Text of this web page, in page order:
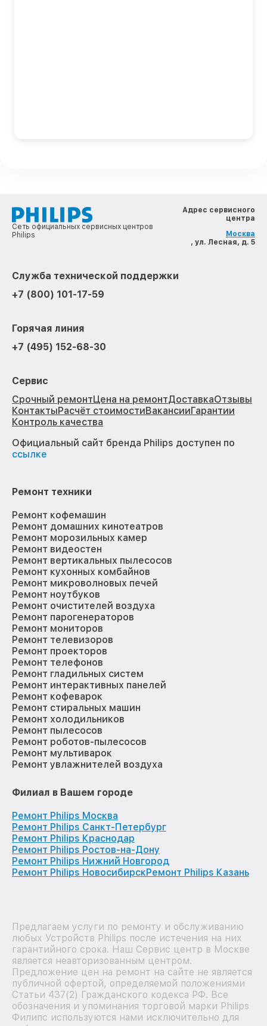
Сеть официальных сервисных центров
Philips
Адрес сервисного
центра
Москва
, ул. Лесная, д. 5
Служба технической поддержки
+7 (800) 101-17-59
Горячая линия
+7 (495) 152-68-30
Сервис
Срочный ремонтЦена на ремонтДоставкаОтзывы
КонтактыРасчёт стоимостиВакансииГарантии
Контроль качества
Официальный сайт бренда Philips доступен по
ссылке
Ремонт техники
Ремонт кофемашин
Ремонт домашних кинотеатров
Ремонт морозильных камер
Ремонт видеостен
Ремонт вертикальных пылесосов
Ремонт кухонных комбайнов
Ремонт микроволновых печей
Ремонт ноутбуков
Ремонт очистителей воздуха
Ремонт парогенераторов
Ремонт мониторов
Ремонт телевизоров
Ремонт проекторов
Ремонт телефонов
Ремонт гладильных систем
Ремонт интерактивных панелей
Ремонт кофеварок
Ремонт стиральных машин
Ремонт холодильников
Ремонт пылесосов
Ремонт роботов-пылесосов
Ремонт мультиварок
Ремонт увлажнителей воздуха
Филиал в Вашем городе
Ремонт Philips Москва
Ремонт Philips Санкт-Петербург
Ремонт Philips Краснодар
Ремонт Philips Ростов-на-Дону
Ремонт Philips Нижний Новгород
Ремонт Philips НовосибирскРемонт Philips Казань
Предлагаем услуги по ремонту и обслуживанию
любых Устройств Philips после истечения на них
гарантийного срока. Наш Сервис центр в Москве
является неавторизованным центром.
Предложение цен на ремонт на сайте не является
публичной офертой, определяемой положениями
Статьи 437(2) Гражданского кодекса РФ. Все
обозначения и упоминания торговой марки Philips
Филипс используются нами исключительно для